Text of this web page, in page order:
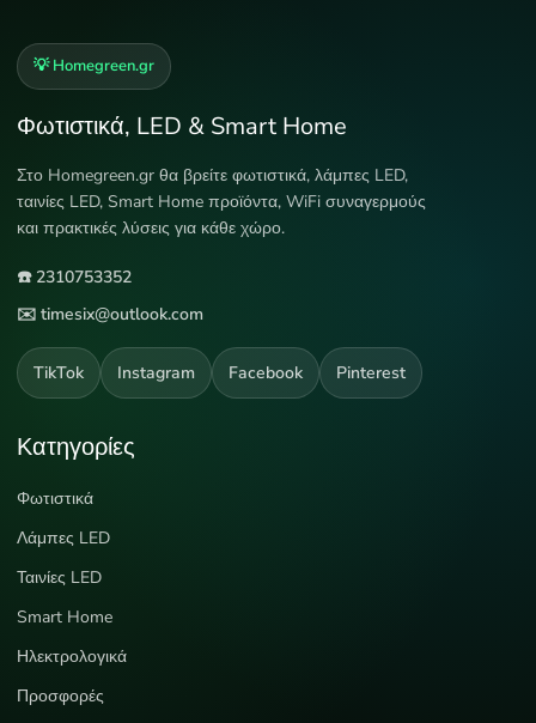
💡 Homegreen.gr
Φωτιστικά, LED & Smart Home
Στο Homegreen.gr θα βρείτε φωτιστικά, λάμπες LED,
ταινίες LED, Smart Home προϊόντα, WiFi συναγερμούς
και πρακτικές λύσεις για κάθε χώρο.
☎️ 2310753352
✉️ timesix@outlook.com
TikTok Instagram Facebook Pinterest
Κατηγορίες
Φωτιστικά
Λάμπες LED
Ταινίες LED
Smart Home
Ηλεκτρολογικά
Προσφορές